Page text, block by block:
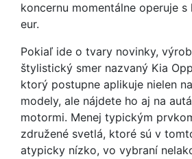
koncernu momentálne operuje
eur.
Pokiaľ ide o tvary novinky,
štylistický smer nazvaný Kia
ktorý postupne aplikuje nielen
modely, ale nájdete ho aj na
motormi. Menej typickým
združené svetlá, ktoré sú v
atypicky nízko, vo vybraní